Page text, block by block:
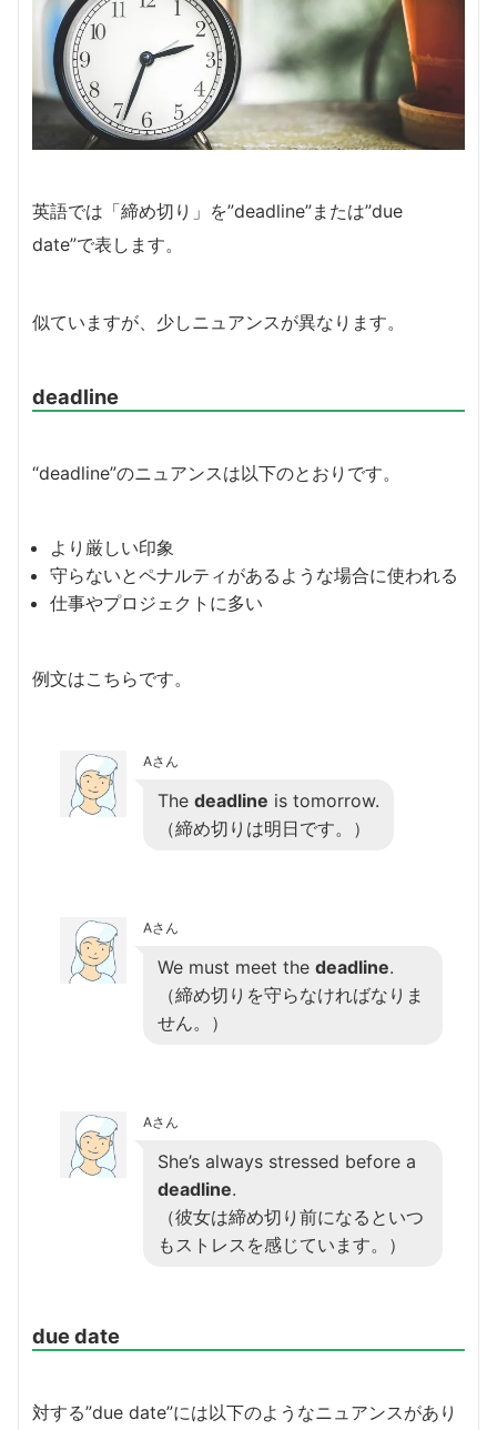
英語では「締め切り」を”deadline”または”due
date”で表します。
似ていますが、少しニュアンスが異なります。
deadline
“deadline”のニュアンスは以下のとおりです。
より厳しい印象
守らないとペナルティがあるような場合に使われる
仕事やプロジェクトに多い
例文はこちらです。
Aさん
The deadline is tomorrow.
（締め切りは明日です。）
Aさん
We must meet the deadline.
（締め切りを守らなければなりま
せん。）
Aさん
She’s always stressed before a
deadline.
（彼女は締め切り前になるといつ
もストレスを感じています。）
due date
対する”due date”には以下のようなニュアンスがあり